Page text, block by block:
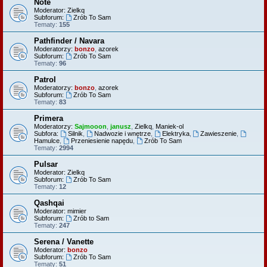
Note
Moderator: Zielkq
Subforum:
Zrób To Sam
Tematy: 155
Pathfinder / Navara
Moderatorzy: bonzo azorek
Subforum:
Zrób To Sam
Tematy: 96
Patrol
Moderatorzy: bonzo azorek
Subforum:
Zrób To Sam
Tematy: 83
Primera
Moderatorzy: Sajmooon janusz Zielkq Maniek-ol
Subfora:
Silnik Nadwozie i wnętrze, Elektryka, Zawieszenie
Hamulce
Przeniesienie napędu,
Zrób To Sam
Tematy: 2994
Pulsar
Moderator: Zielkq
Subforum:
Zrób To Sam
Tematy: 12
Qashqai
Moderator: mimier
Subforum:
Zrób to Sam
Tematy: 247
Serena / Vanette
Moderator: bonzo
Subforum:
Zrób To Sam
Tematy: 51